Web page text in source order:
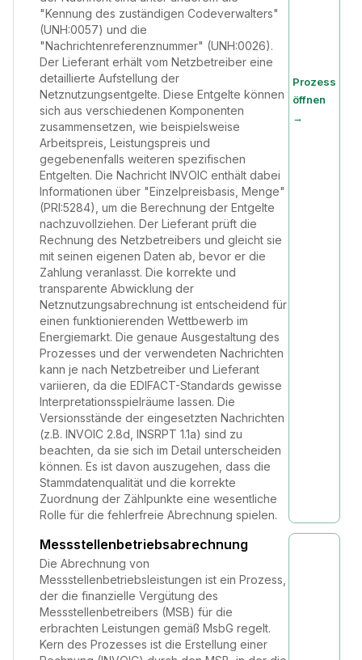
"Kennung des zuständigen Codeverwalters"
(UNH:0057) und die
"Nachrichtenreferenznummer" (UNH:0026).
Der Lieferant erhält vom Netzbetreiber eine
detaillierte Aufstellung der
Netznutzungsentgelte. Diese Entgelte können
sich aus verschiedenen Komponenten
zusammensetzen, wie beispielsweise
Arbeitspreis, Leistungspreis und
gegebenenfalls weiteren spezifischen
Entgelten. Die Nachricht INVOIC enthält dabei
Informationen über "Einzelpreisbasis, Menge"
(PRI:5284), um die Berechnung der Entgelte
nachzuvollziehen. Der Lieferant prüft die
Rechnung des Netzbetreibers und gleicht sie
mit seinen eigenen Daten ab, bevor er die
Zahlung veranlasst. Die korrekte und
transparente Abwicklung der
Netznutzungsabrechnung ist entscheidend für
einen funktionierenden Wettbewerb im
Energiemarkt. Die genaue Ausgestaltung des
Prozesses und der verwendeten Nachrichten
kann je nach Netzbetreiber und Lieferant
variieren, da die EDIFACT-Standards gewisse
Interpretationsspielräume lassen. Die
Versionsstände der eingesetzten Nachrichten
(z.B. INVOIC 2.8d, INSRPT 1.1a) sind zu
beachten, da sie sich im Detail unterscheiden
können. Es ist davon auszugehen, dass die
Stammdatenqualität und die korrekte
Zuordnung der Zählpunkte eine wesentliche
Rolle für die fehlerfreie Abrechnung spielen.
Prozess
öffnen
→
Messstellenbetriebsabrechnung
Die Abrechnung von
Messstellenbetriebsleistungen ist ein Prozess,
der die finanzielle Vergütung des
Messstellenbetreibers (MSB) für die
erbrachten Leistungen gemäß MsbG regelt.
Kern des Prozesses ist die Erstellung einer